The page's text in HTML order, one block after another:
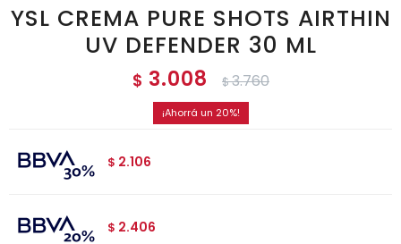
YSL CREMA PURE SHOTS AIRTHIN
UV DEFENDER 30 ML
$ 3.008 $3.760
20
$ 2.106
$ 2.406